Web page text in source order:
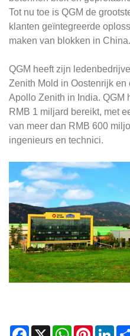
Tot nu toe is QGM de
klanten geïntegreerde
maken van blokken in China.
QGM heeft zijn
Zenith Mold in Oostenrijk en
Apollo Zenith in India. QGM
RMB 1 miljard bereikt, met
van meer dan RMB 600
ingenieurs en technici.
Facebook
X WhatsAppPinterest